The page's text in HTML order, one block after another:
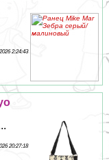
2:24:43
20:27:18